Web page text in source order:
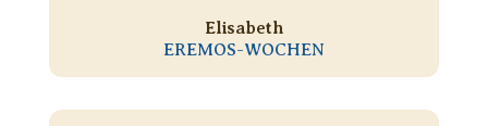
Elisabeth
EREMOS-WOCHEN